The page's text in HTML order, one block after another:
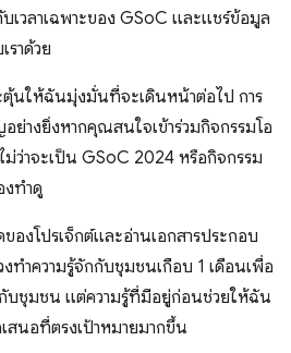
เวลาเฉพาะของ GSoC และแชร์ข้อมูล
าด้วย
ตุ้นให้ฉันมุ่งมั่นที่จะเดินหน้าต่อไป การ
ย่างยิ่งหากคุณสนใจเข้าร่วมกิจกรรมโอ
ว่าจะเป็น GSoC 2024 หรือกิจกรรม
งทำดู
องโปรเจ็กต์และอ่านเอกสารประกอบ
ทำความรู้จักกับชุมชนเกือบ 1 เดือนเพื่อ
กับชุมชน แต่ความรู้ที่มีอยู่ก่อนช่วยให้ฉัน
สนอที่ตรงเป้าหมายมากขึ้น